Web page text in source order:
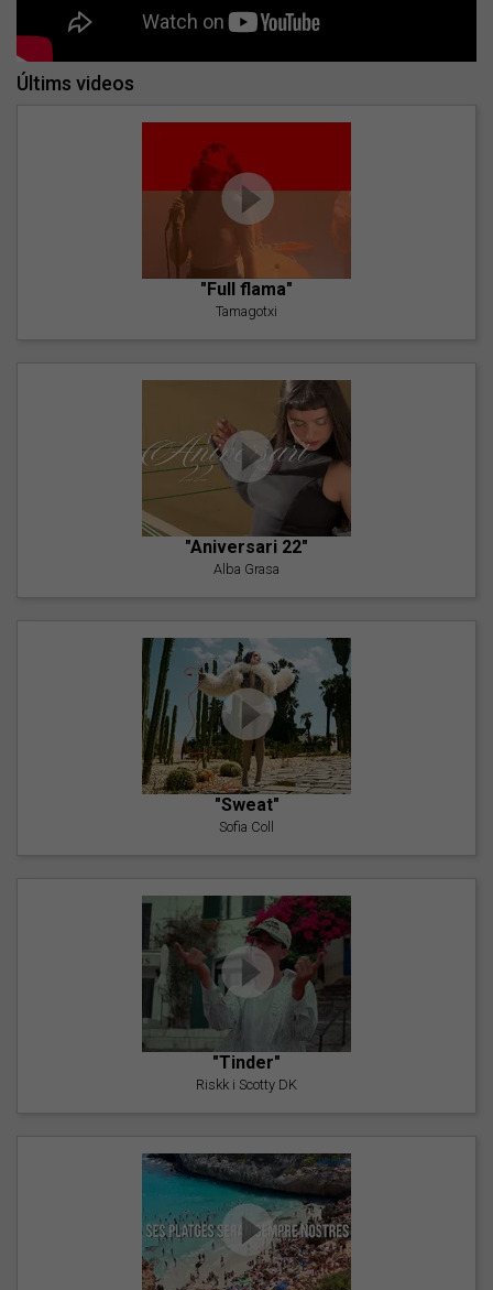
Últims videos
"Full flama"
Tamagotxi
"Aniversari 22"
Alba Grasa
"Sweat"
Sofia Coll
"Tinder"
Riskk i Scotty DK